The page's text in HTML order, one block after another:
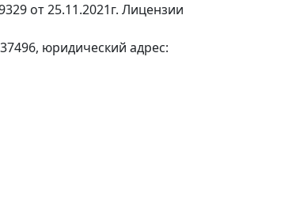
от 25.11.2021г. Лицензии
юридический адрес: